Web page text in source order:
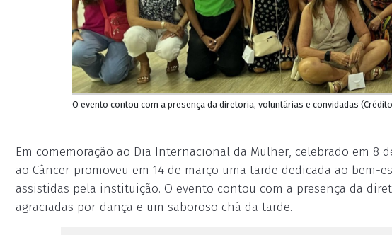
O evento contou com a presença da diretoria, voluntárias e convidadas
Em comemoração ao Dia Internacional da Mulher, celebrado em 8
ao Câncer promoveu em 14 de março uma tarde dedicada ao bem-
assistidas pela instituição. O evento contou com a presença da
agraciadas por dança e um saboroso chá da tarde.